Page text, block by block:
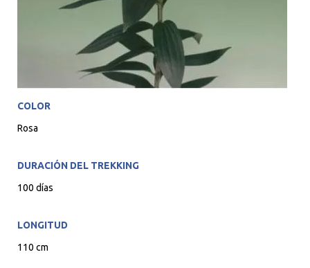
COLOR
Rosa
DURACIÓN DEL TREKKING
100 días
LONGITUD
110 cm